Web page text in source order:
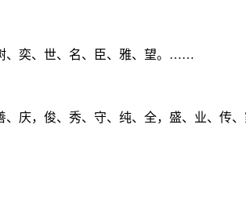
、奕、世、名、臣、雅、望。……
，俊、秀、守、纯、全，盛、业、传、